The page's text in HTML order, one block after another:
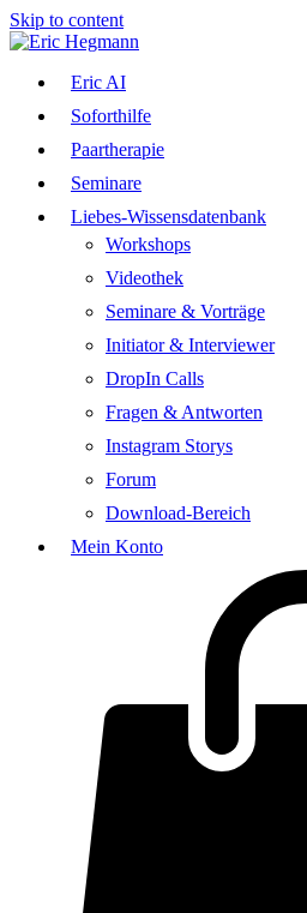
Skip to content
Eric AI
Soforthilfe
Paartherapie
Seminare
Liebes-Wissensdatenbank
Workshops
Videothek
Seminare & Vorträge
Initiator & Interviewer
DropIn Calls
Fragen & Antworten
Instagram Storys
Forum
Download-Bereich
Mein Konto